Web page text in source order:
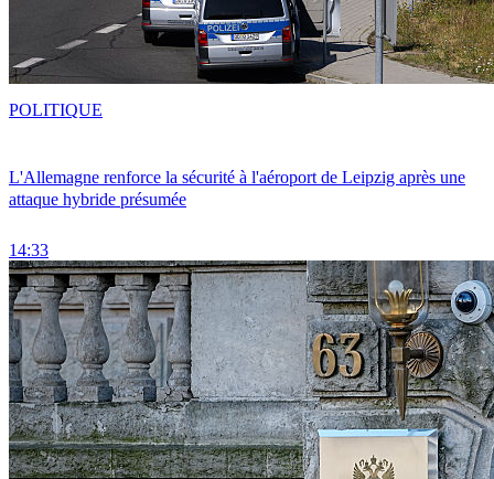
L'Allemagne renforce la sécurité à l'aéroport de Leipzig après une
attaque hybride présumée
14:33
POLITIQUE